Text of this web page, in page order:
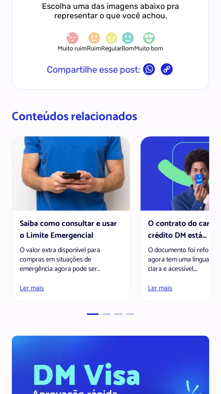
Escolha uma das imagens abaixo pra
representar o que você achou.
Muito ruimRuimRegularBomMuito bom
Compartilhe esse post:
Conteúdos relacionados
Saiba como consultar e usar
o Limite Emergencial
O valor extra disponível para
compras em situações de
emergência agora pode ser
Ler mais
O contrato do
crédito DM está...
O documento foi
agora tem uma
clara e acessível,...
Ler mais